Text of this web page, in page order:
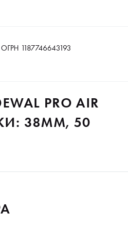
1187746643193
PRO AIR
38ММ, 50